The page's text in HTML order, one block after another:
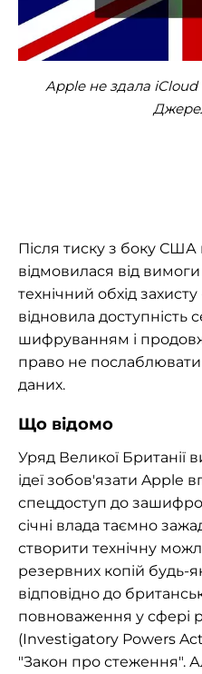
Apple не здала iCloud
Після тиску з боку США
відмовилася від
технічний обхід
відновила доступність
шифруванням і
право не послаблювати
даних.
Що відомо
Уряд Великої Британії
ідеї зобов'язати Apple
спецдоступ до
січні влада таємно
створити технічну
резервних копій будь-
відповідно до
повноваження у сфері
(Investigatory Powers
"Закон про стеження".